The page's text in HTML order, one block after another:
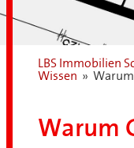
LBS Immobilien
Wissen »
Warum